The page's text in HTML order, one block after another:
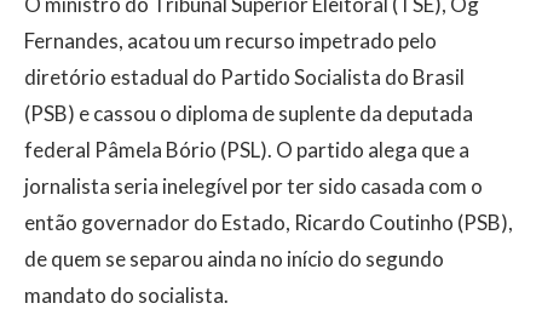
Fernandes, acatou um recurso impetrado pelo
diretório estadual do Partido Socialista do Brasil
(PSB) e cassou o diploma de suplente da deputada
federal Pâmela Bório (PSL). O partido alega que a
jornalista seria inelegível por ter sido casada com o
então governador do Estado, Ricardo Coutinho (PSB),
de quem se separou ainda no início do segundo
mandato do socialista.